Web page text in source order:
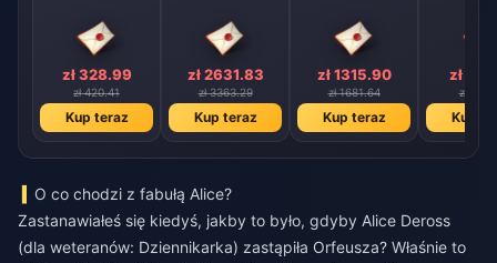
zł 328.99
zł 420.41
Kup teraz
zł 2631.83
zł 3363.29
Kup teraz
zł 1315.90
zł 1681.64
Kup teraz
zł
zł
Kup
O co chodzi z fabułą Alice?
Zastanawiałeś się kiedyś, jakby to było, gdyby Alice Deross
(dla weteranów: Dziennikarka) zastąpiła Orfeusza? Właśnie to